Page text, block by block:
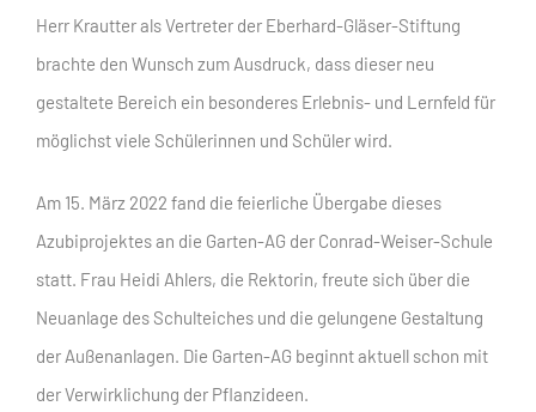
Herr Krautter als Vertreter der Eberhard-Gläser-Stiftung
brachte den Wunsch zum Ausdruck, dass dieser neu
gestaltete Bereich ein besonderes Erlebnis- und Lernfeld für
möglichst viele Schülerinnen und Schüler wird.
Am 15. März 2022 fand die feierliche Übergabe dieses
Azubiprojektes an die Garten-AG der Conrad-Weiser-Schule
statt. Frau Heidi Ahlers, die Rektorin, freute sich über die
Neuanlage des Schulteiches und die gelungene Gestaltung
der Außenanlagen. Die Garten-AG beginnt aktuell schon mit
der Verwirklichung der Pflanzideen.